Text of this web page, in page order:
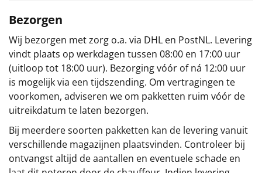
Bezorgen
Wij bezorgen met zorg o.a. via DHL en PostNL. Levering
vindt plaats op werkdagen tussen 08:00 en 17:00 uur
(uitloop tot 18:00 uur). Bezorging vóór of ná 12:00 uur
is mogelijk via een tijdszending. Om vertragingen te
voorkomen, adviseren we om pakketten ruim vóór de
uitreikdatum te laten bezorgen.
Bij meerdere soorten pakketten kan de levering vanuit
verschillende magazijnen plaatsvinden. Controleer bij
ontvangst altijd de aantallen en eventuele schade en